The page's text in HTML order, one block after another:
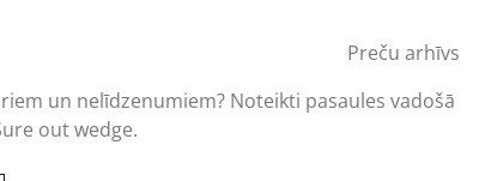
Preču arhīvs
un nelīdzenumiem? Noteikti pasaules vadošā
out wedge.